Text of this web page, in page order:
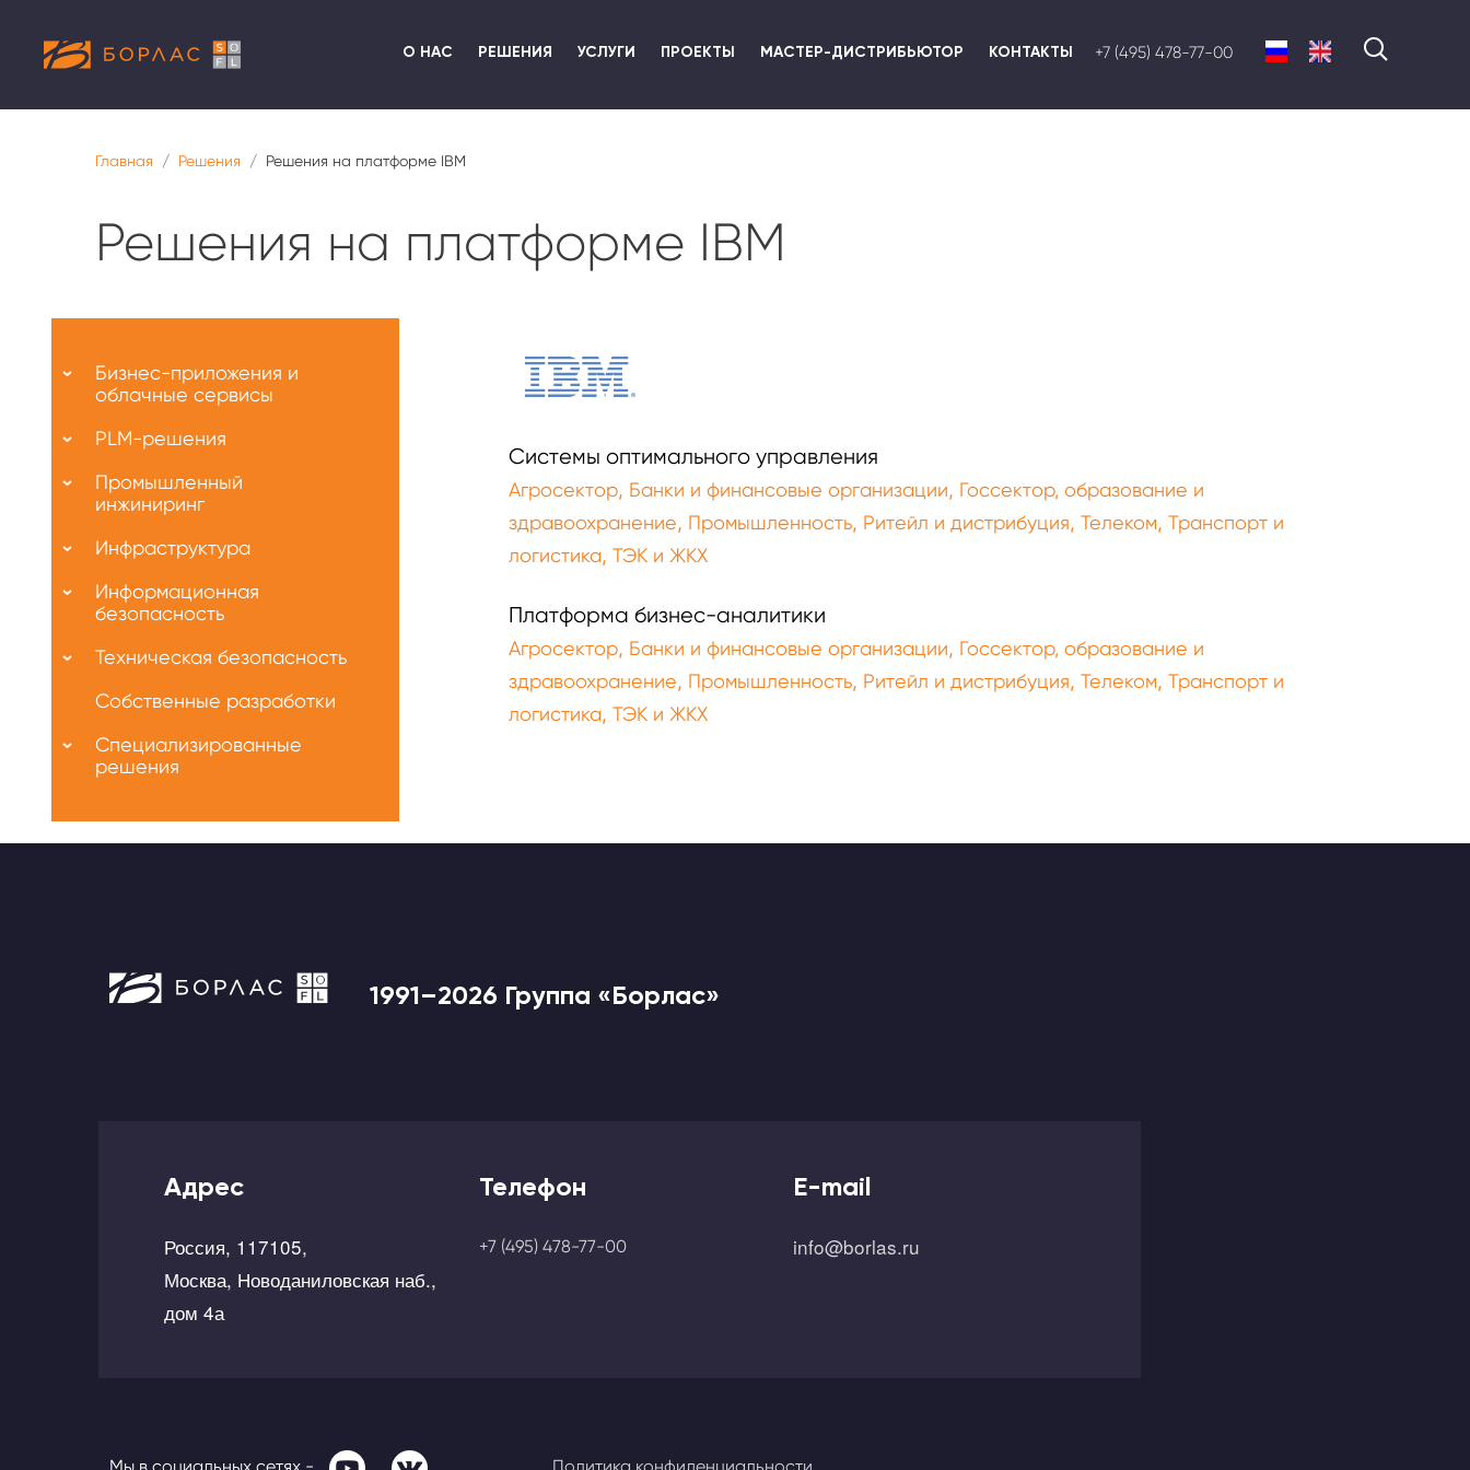
О НАС РЕШЕНИЯ УСЛУГИ ПРОЕКТЫ МАСТЕР-ДИСТРИБЬЮТОР КОНТАКТЫ +7 (495) 478-77-00
Главная Решения Решения на платформе IBM
Решения на платформе IBM
Системы оптимального управления
Агросектор, Банки и финансовые организации, Госсектор, образование и
здравоохранение, Промышленность, Ритейл и дистрибуция, Телеком, Транспорт и
логистика, ТЭК и ЖКХ
Платформа бизнес-аналитики
Агросектор, Банки и финансовые организации, Госсектор, образование и
здравоохранение, Промышленность, Ритейл и дистрибуция, Телеком, Транспорт и
логистика, ТЭК и ЖКХ
нас
Бизнес-приложения и
облачные сервисы
PLM-решения
Промышленный
инжиниринг
Инфраструктура
Информационная
безопасность
Техническая безопасность
Собственные разработки
Специализированные
решения
1991–2026 Группа «Борлас»
Адрес
Россия, 117105,
Москва, Новоданиловская наб.,
дом 4а
Телефон
+7 (495) 478-77-00
E-mail
info@borlas.ru